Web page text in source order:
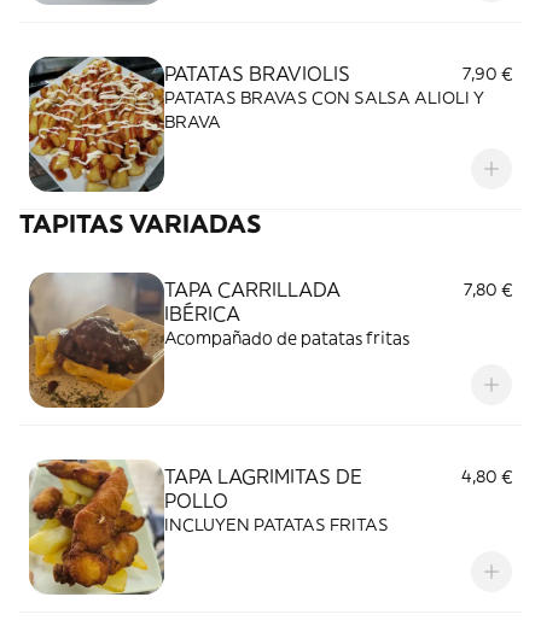
PATATAS BRAVIOLIS
7,90 €
PATATAS BRAVAS CON SALSA ALIOLI Y
BRAVA
TAPITAS VARIADAS
TAPA CARRILLADA
IBÉRICA
7,80 €
Acompañado de patatas fritas
TAPA LAGRIMITAS DE
POLLO
4,80 €
INCLUYEN PATATAS FRITAS